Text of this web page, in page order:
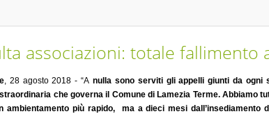
associazioni: totale fallimento
, 28 agosto 2018 - “A nulla sono serviti gli appelli giunti da ogni
che governa il Comune di Lamezia Terme. Abbiamo
ambientamento più rapido, ma a dieci mesi dall’insediamento